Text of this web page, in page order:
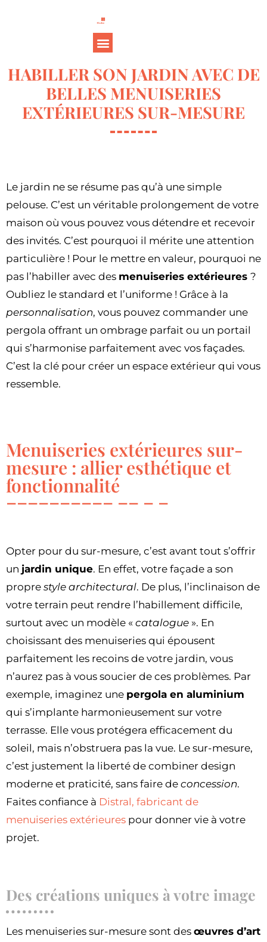
HABILLER SON JARDIN AVEC DE
BELLES MENUISERIES
EXTÉRIEURES SUR-MESURE
Le jardin ne se résume pas qu’à une simple
pelouse. C’est un véritable prolongement de votre
maison où vous pouvez vous détendre et recevoir
des invités. C’est pourquoi il mérite une attention
particulière ! Pour le mettre en valeur, pourquoi ne
pas l’habiller avec des menuiseries extérieures ?
Oubliez le standard et l’uniforme ! Grâce à la
personnalisation, vous pouvez commander une
pergola offrant un ombrage parfait ou un portail
qui s’harmonise parfaitement avec vos façades.
C’est la clé pour créer un espace extérieur qui vous
ressemble.
Menuiseries extérieures sur-
mesure : allier esthétique et
fonctionnalité
Opter pour du sur-mesure, c’est avant tout s’offrir
un jardin unique. En effet, votre façade a son
propre style architectural. De plus, l’inclinaison de
votre terrain peut rendre l’habillement difficile,
surtout avec un modèle « catalogue ». En
choisissant des menuiseries qui épousent
parfaitement les recoins de votre jardin, vous
n’aurez pas à vous soucier de ces problèmes. Par
exemple, imaginez une pergola en aluminium
qui s’implante harmonieusement sur votre
terrasse. Elle vous protégera efficacement du
soleil, mais n’obstruera pas la vue. Le sur-mesure,
c’est justement la liberté de combiner design
moderne et praticité, sans faire de concession.
Faites confiance à Distral, fabricant de
menuiseries extérieures pour donner vie à votre
projet.
Des créations uniques à votre image
Les menuiseries sur-mesure sont des œuvres d’art